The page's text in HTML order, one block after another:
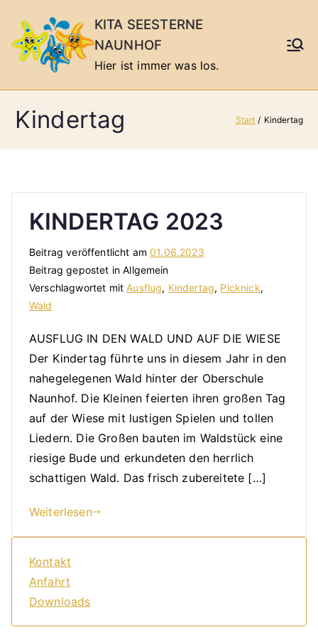
Inhalt
springen
KITA SEESTERNE
NAUNHOF
Hier ist immer was los.
Kindertag Start Kindertag
KINDERTAG 2023
Beitrag veröffentlicht am01.06.2023
Beitrag gepostet in Allgemein
Verschlagwortet mit Ausflug, Kindertag, Picknick,
Wald
AUSFLUG IN DEN WALD UND AUF DIE WIESE
Der Kindertag führte uns in diesem Jahr in den
nahegelegenen Wald hinter der Oberschule
Naunhof. Die Kleinen feierten ihren großen Tag
auf der Wiese mit lustigen Spielen und tollen
Liedern. Die Großen bauten im Waldstück eine
riesige Bude und erkundeten den herrlich
schattigen Wald. Das frisch zubereitete […]
Weiterlesen
Kontakt
Anfahrt
Downloads